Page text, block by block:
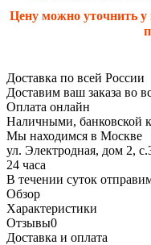
Цену можно уточнить у
Доставка по всей России
Доставим ваш заказа во
Оплата онлайн
Наличными, банковской
Мы находимся в Москве
ул. Электродная, дом 2,
24 часа
В течении суток
Обзор
Характеристики
Отзывы0
Доставка и оплата